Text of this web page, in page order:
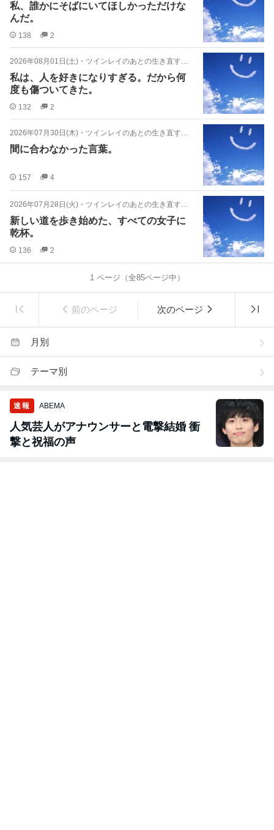
私、誰かにそばにいてほしかっただけな
んだ。
138 2
2026年08月01日(土) ・ ツインレイのあとの生き直す日々
私は、人を好きになりすぎる。だから何
度も傷ついてきた。
132 2
2026年07月30日(木) ・ ツインレイのあとの生き直す日々
間に合わなかった言葉。
157 4
2026年07月28日(火) ・ ツインレイのあとの生き直す日々
新しい道を歩き始めた、すべての女子に
乾杯。
136 2
1ページ（全85ページ中）
前のページ 次のページ
月別
テーマ別
速報 ABEMA
人気芸人がアナウンサーと電撃結婚 衝
撃と祝福の声